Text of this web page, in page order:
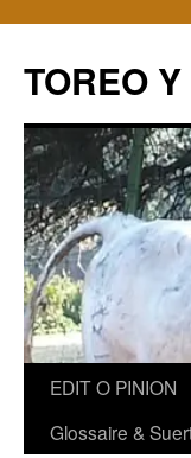
TOREO
Aller
EDIT O PINION
Glossaire &